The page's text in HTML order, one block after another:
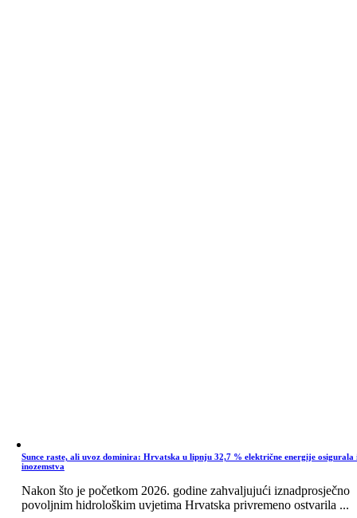
Sunce raste, ali uvoz dominira: Hrvatska u lipnju 32,7 % električne energije osigurala
inozemstva
Nakon što je početkom 2026. godine zahvaljujući iznadprosječno
povoljnim hidrološkim uvjetima Hrvatska privremeno ostvarila ...